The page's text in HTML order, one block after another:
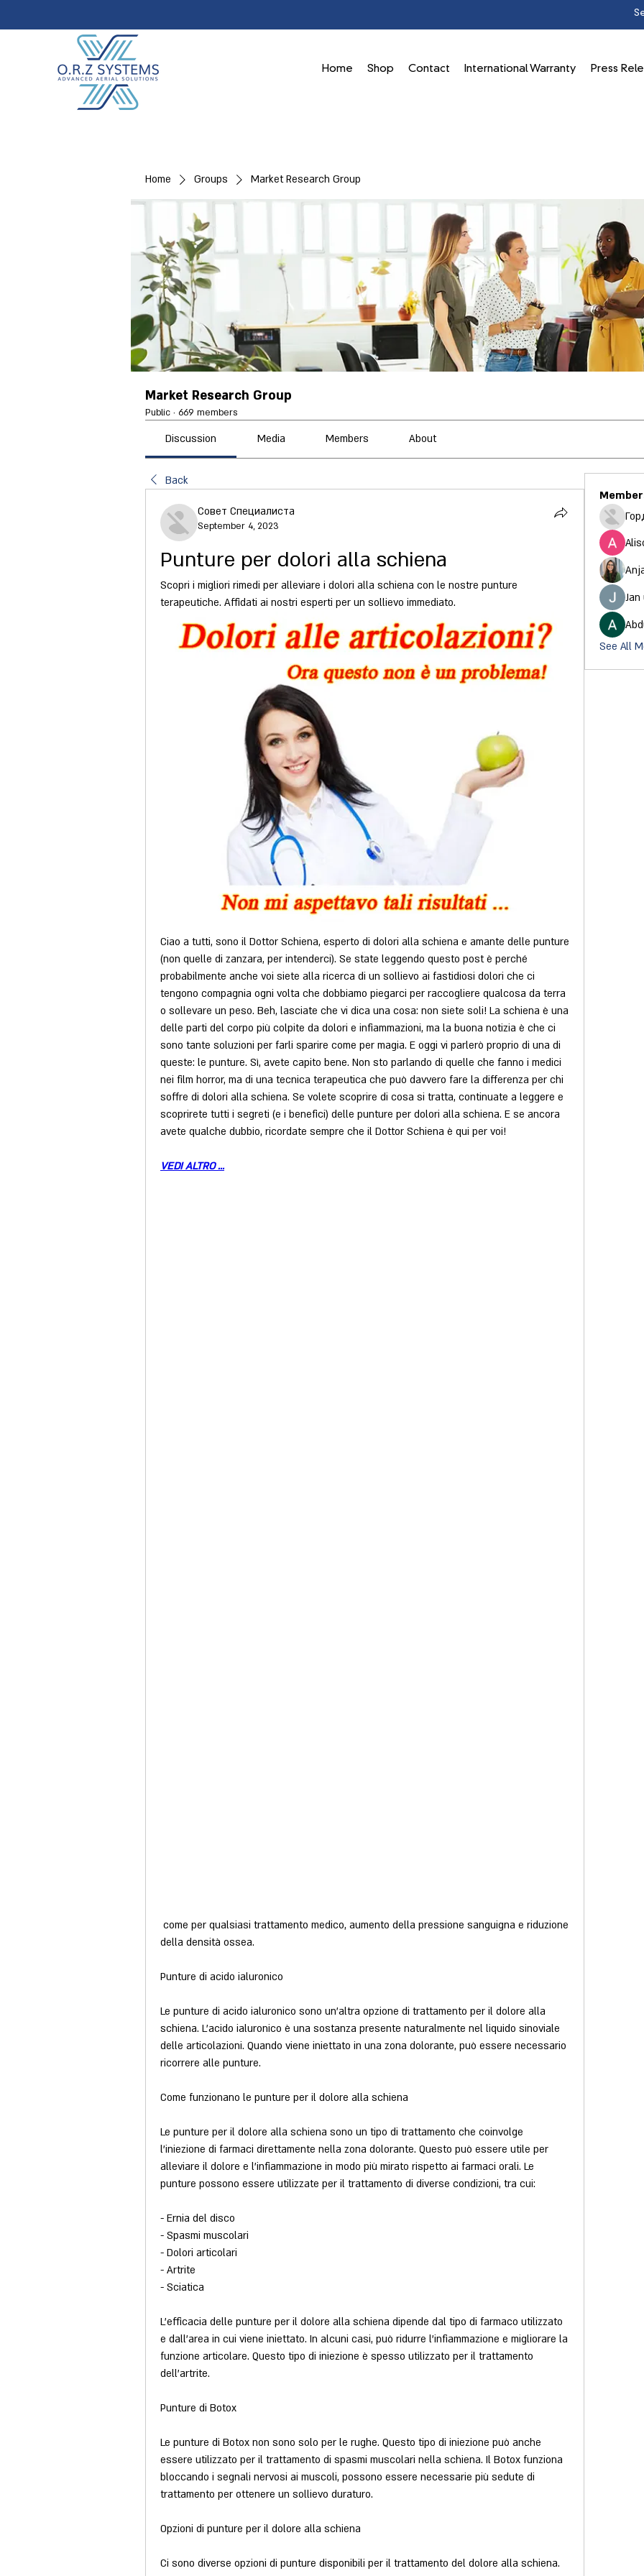
Home Shop Contact International Warranty Press
Home Groups Market Research Group
Market Research Group
Public · 669 members
Discussion Media Members About
Back
Совет Специалиста
September 4, 2023
Punture per dolori alla schiena
Scopri i migliori rimedi per alleviare i dolori alla schiena con le nostre punture
terapeutiche. Affidati ai nostri esperti per un sollievo immediato.
Ciao a tutti, sono il Dottor Schiena, esperto di dolori alla schiena e amante delle punture
(non quelle di zanzara, per intenderci). Se state leggendo questo post è perché
probabilmente anche voi siete alla ricerca di un sollievo ai fastidiosi dolori che ci
tengono compagnia ogni volta che dobbiamo piegarci per raccogliere qualcosa da terra
o sollevare un peso. Beh, lasciate che vi dica una cosa: non siete soli! La schiena è una
delle parti del corpo più colpite da dolori e infiammazioni, ma la buona notizia è che ci
sono tante soluzioni per farli sparire come per magia. E oggi vi parlerò proprio di una di
queste: le punture. Sì, avete capito bene. Non sto parlando di quelle che fanno i medici
nei film horror, ma di una tecnica terapeutica che può davvero fare la differenza per chi
soffre di dolori alla schiena. Se volete scoprire di cosa si tratta, continuate a leggere e
scoprirete tutti i segreti (e i benefici) delle punture per dolori alla schiena. E se ancora
avete qualche dubbio, ricordate sempre che il Dottor Schiena è qui per voi!
VEDI ALTRO ...
della densità ossea.
Punture di acido ialuronico
Le punture di acido ialuronico sono un'altra opzione di trattamento per il dolore alla
schiena. L'acido ialuronico è una sostanza presente naturalmente nel liquido sinoviale
delle articolazioni. Quando viene iniettato in una zona dolorante, può essere necessario
ricorrere alle punture.
Come funzionano le punture per il dolore alla schiena
Le punture per il dolore alla schiena sono un tipo di trattamento che coinvolge
l'iniezione di farmaci direttamente nella zona dolorante. Questo può essere utile per
alleviare il dolore e l'infiammazione in modo più mirato rispetto ai farmaci orali. Le
punture possono essere utilizzate per il trattamento di diverse condizioni, tra cui:
- Ernia del disco
- Spasmi muscolari
- Dolori articolari
- Artrite
- Sciatica
L'efficacia delle punture per il dolore alla schiena dipende dal tipo di farmaco utilizzato
e dall'area in cui viene iniettato. In alcuni casi, può ridurre l'infiammazione e migliorare la
funzione articolare. Questo tipo di iniezione è spesso utilizzato per il trattamento
dell'artrite.
Punture di Botox
Le punture di Botox non sono solo per le rughe. Questo tipo di iniezione può anche
essere utilizzato per il trattamento di spasmi muscolari nella schiena. Il Botox funziona
bloccando i segnali nervosi ai muscoli, possono essere necessarie più sedute di
trattamento per ottenere un sollievo duraturo.
Opzioni di punture per il dolore alla schiena
Ci sono diverse opzioni di punture disponibili per il trattamento del dolore alla schiena.
Jan
See All